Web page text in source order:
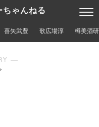
ちゃんねる
喜矢武豊 歌広場淳 樽美酒
―